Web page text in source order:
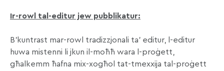
Ir-rowl tal-editur jew pubblikatur:
B’kuntrast mar-rowl tradizzjonali ta’ editur, l-editur
huwa mistenni li jkun il-moħħ wara l-proġett,
għalkemm ħafna mix-xogħol tat-tmexxija tal-proġett